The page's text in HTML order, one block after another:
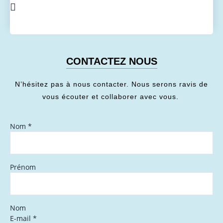
CONTACTEZ NOUS
N’hésitez pas à nous contacter. Nous serons ravis de
vous écouter et collaborer avec vous.
Nom *
Prénom
Nom
E-mail *